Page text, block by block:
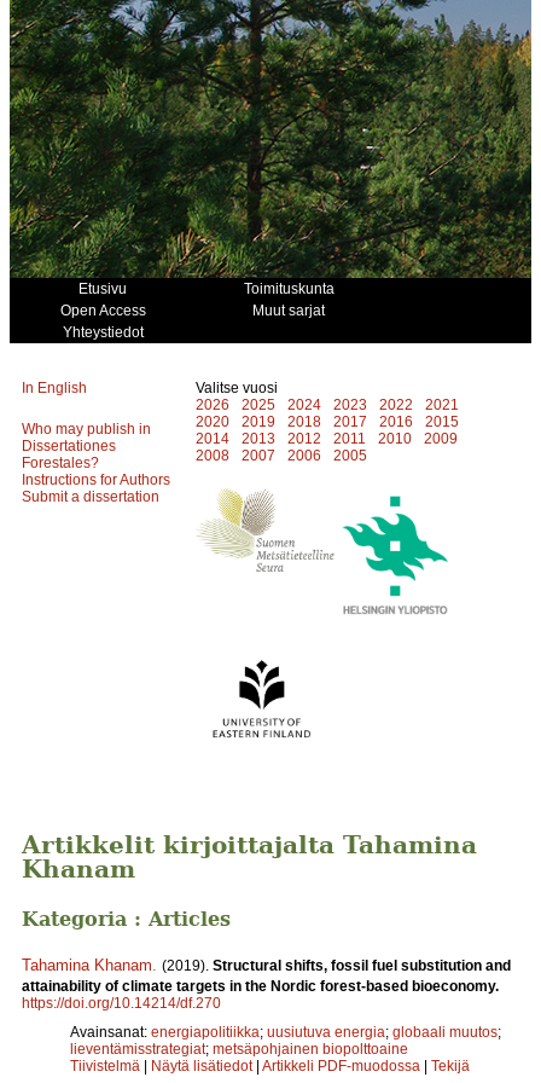
Etusivu
Toimituskunta
Open Access
Muut sarjat
Yhteystiedot
In English
Who may publish in
Dissertationes
Forestales?
Instructions for Authors
Submit a dissertation
Valitse vuosi
2026
2025 2024 2023 2022
2021
2020
2019 2018 2017 2016
2015
2014
2013 2012 2011 2010
2009
2008
2007 2006 2005
Artikkelit kirjoittajalta Tahamina
Khanam
Kategoria : Articles
Tahamina Khanam (2019). Structural shifts, fossil fuel substitution and
attainability of climate targets in the Nordic forest-based bioeconomy.
https://doi.org/10.14214/df.270
Avainsanat: energiapolitiikka; uusiutuva energia; globaali muutos;
lieventämisstrategiat; metsäpohjainen biopolttoaine
Tiivistelmä | Näytä lisätiedot | Artikkeli PDF-muodossa | Tekijä